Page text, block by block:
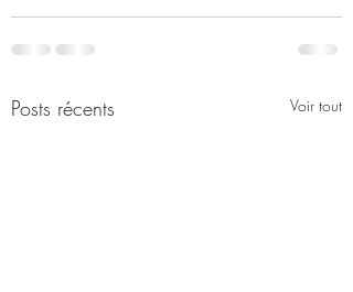
Posts récents Voir tout